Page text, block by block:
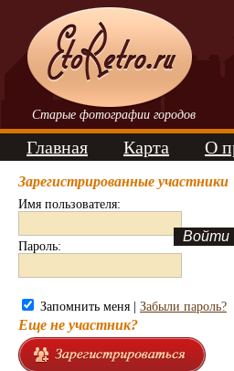
Старые фотографии городов
Главная Карта О
Зарегистрированные участники
Имя пользователя:
Пароль:
Запомнить меня | Забыли пароль?
Еще не участник?